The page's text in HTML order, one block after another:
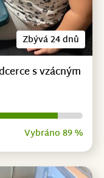
Zbývá 24 dnů
s vzácným
Vybráno 89 %